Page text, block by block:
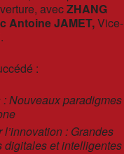
avecZHANG
Antoine JAMET,Vice-
:
Nouveaux paradigmes
: Grandes
digitales et intelligentes